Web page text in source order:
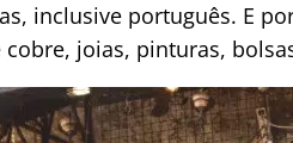
inclusive português. E
joias, pinturas,